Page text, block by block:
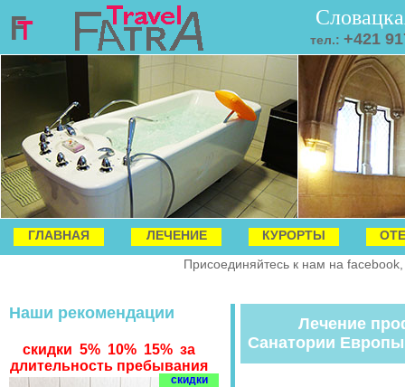
тел.: +421
ГЛАВНАЯ ЛЕЧЕНИЕ КУРОРТЫ
Присоединяйтесь к нам на
Наши рекомендации
скидки 5% 10% 15% за
длительность пребывания
скидки
Лечение
Санатории